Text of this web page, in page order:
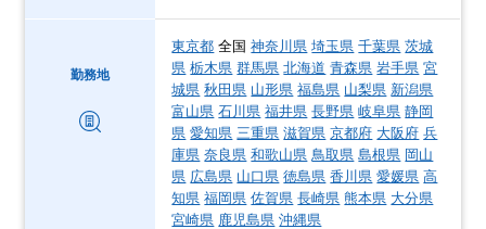
勤務地
東京都 全国神奈川県 埼玉県 千葉県 茨城
県 栃木県 群馬県 北海道 青森県 岩手県 宮
城県 秋田県 山形県 福島県 山梨県 新潟県
富山県 石川県 福井県 長野県 岐阜県 静岡
県 愛知県 三重県 滋賀県 京都府 大阪府 兵
庫県 奈良県 和歌山県 鳥取県 島根県 岡山
県 広島県 山口県 徳島県 香川県 愛媛県 高
知県 福岡県 佐賀県 長崎県 熊本県 大分県
宮崎県 鹿児島県 沖縄県